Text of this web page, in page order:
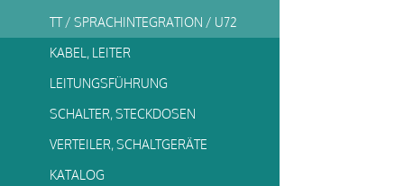
TT / SPRACHINTEGRATION / U72
KABEL, LEITER
LEITUNGSFÜHRUNG
SCHALTER, STECKDOSEN
VERTEILER, SCHALTGERÄTE
KATALOG